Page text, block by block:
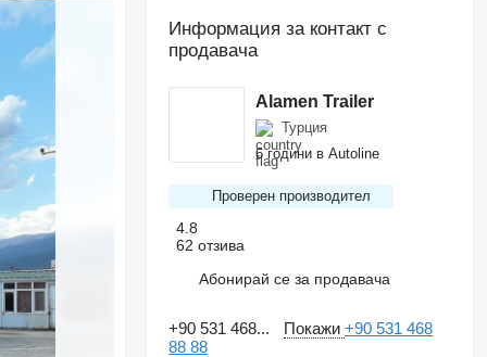
Информация за контакт с
продавача
Alamen Trailer
Турция
6 години в Autoline
Проверен производител
4.8
62 отзива
Абонирай се за продавача
+90 531 468... Покажи+90 531 468
88 88